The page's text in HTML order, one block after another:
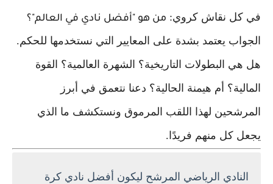
في كل نقاش كروي: من هو "أفضل نادي في العالم"؟
الجواب يعتمد بشدة على المعايير التي نستخدمها للحكم.
هل هي البطولات التاريخية؟ الشهرة العالمية؟ القوة
المالية؟ أم هيمنة الحالية؟ دعنا نتعمق في أبرز
المرشحين لهذا اللقب المرموق ونستكشف ما الذي
يجعل كل منهم فريدًا.
النادي الرياضي المرشح ليكون أفضل نادي كرة